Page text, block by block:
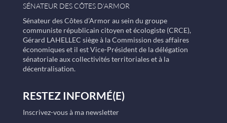
SÉNATEUR DES CÔTES D’ARMOR
Sénateur des Côtes d’Armor au sein du groupe
communiste républicain citoyen et écologiste (CRCE),
Gérard LAHELLEC siège à la Commission des affaires
économiques et il est Vice-Président de la délégation
sénatoriale aux collectivités territoriales et à la
décentralisation.
RESTEZ INFORMÉ(E)
Inscrivez-vous à ma newsletter